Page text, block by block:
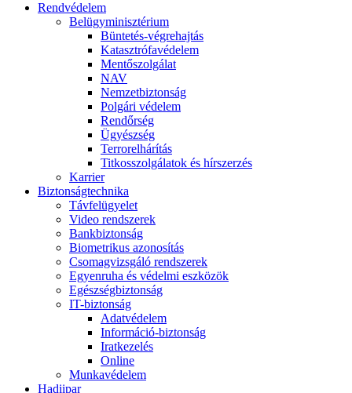
Rendvédelem
Belügyminisztérium
Büntetés-végrehajtás
Katasztrófavédelem
Mentőszolgálat
NAV
Nemzetbiztonság
Polgári védelem
Rendőrség
Ügyészség
Terrorelhárítás
Titkosszolgálatok és hírszerzés
Karrier
Biztonságtechnika
Távfelügyelet
Video rendszerek
Bankbiztonság
Biometrikus azonosítás
Csomagvizsgáló rendszerek
Egyenruha és védelmi eszközök
Egészségbiztonság
IT-biztonság
Adatvédelem
Információ-biztonság
Iratkezelés
Online
Munkavédelem
Hadiipar